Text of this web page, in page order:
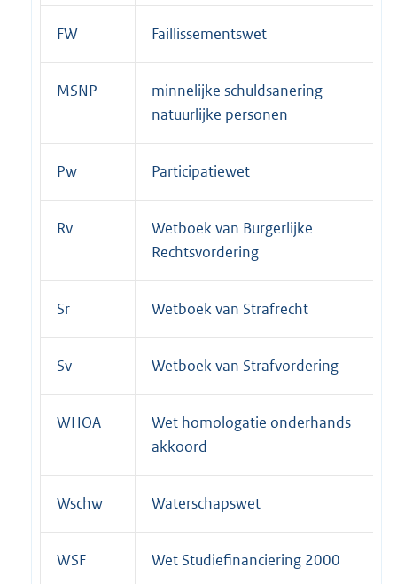
FW Faillissementswet
MSNP
minnelijke schuldsanering
natuurlijke personen
Pw Participatiewet
Rv
Wetboek van Burgerlijke
Rechtsvordering
Sr Wetboek van Strafrecht
Sv Wetboek van Strafvordering
WHOA
Wet homologatie onderhands
akkoord
Wschw Waterschapswet
WSF Wet Studiefinanciering 2000